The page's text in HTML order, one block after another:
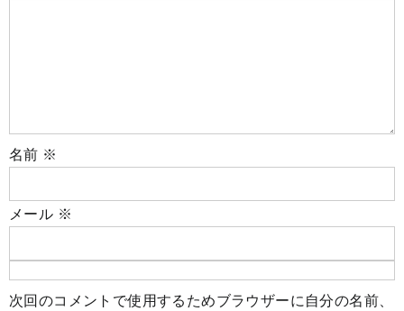
名前 ※
メール ※
次回のコメントで使用するためブラウザーに自分の名前、